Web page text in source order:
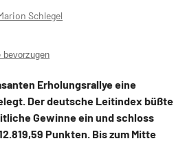
Schlegel
bevorzugen
Erholungsrallye eine
Der deutsche Leitindex büßte
Gewinne ein und schloss
Punkten. Bis zum Mitte